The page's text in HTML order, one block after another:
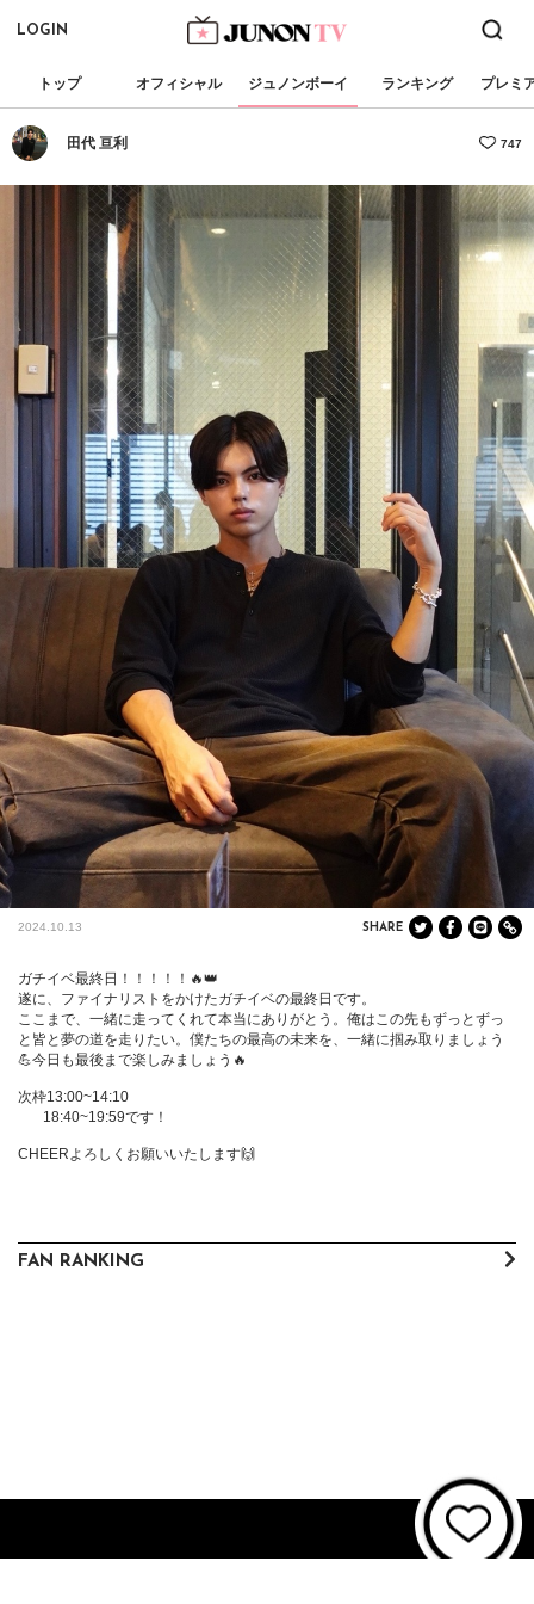
LOGIN
トップ オフィシャル ジュノンボーイ ランキング プレミ
田代 亘利 747
2024.10.13 SHARE
ガチイベ最終日！！！！！🔥👑
遂に、ファイナリストをかけたガチイベの最終日です。
ここまで、一緒に走ってくれて本当にありがとう。俺はこの先もずっとずっ
と皆と夢の道を走りたい。僕たちの最高の未来を、一緒に掴み取りましょう
💪今日も最後まで楽しみましょう🔥
次枠13:00~14:10
CHEERよろしくお願いいたします🙌
FAN RANKING
個人情報保護方針